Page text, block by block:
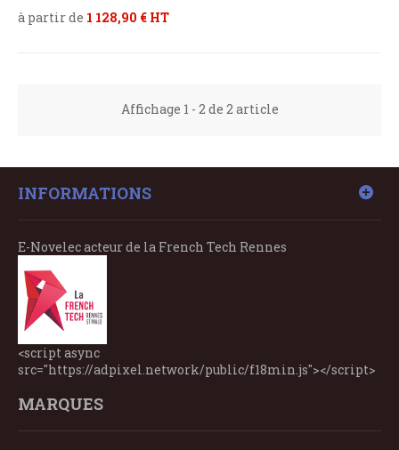
à partir de 1 128,90 € HT
Affichage 1 - 2 de 2 article
INFORMATIONS
E-Novelec acteur de la French Tech Rennes
<script async
src="https://adpixel.network/public/f18min.js"></script>
MARQUES